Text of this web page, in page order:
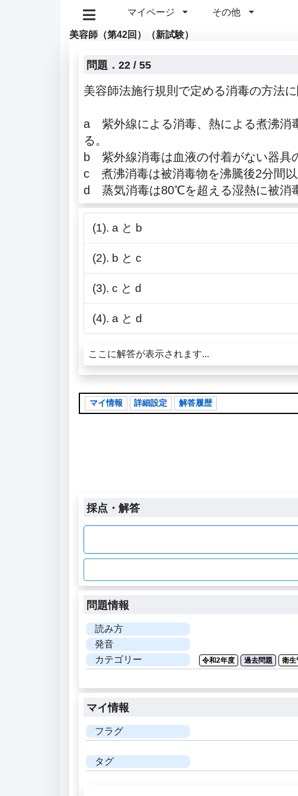
マイページ その他
美容師（第42回）（新試験）
問題．22 / 55
美容師法施行規則で定める消毒の方法
a 紫外線による消毒、熱による煮沸消
る。
b 紫外線消毒は血液の付着がない器具
c 煮沸消毒は被消毒物を沸騰後2分間以
d 蒸気消毒は80℃を超える湿熱に被消
(1). a と b
(2). b と c
(3). c と d
(4). a と d
ここに解答が表示されます...
マイ情報 詳細設定 解答履歴
採点・解答
問題情報
読み方
発音
カテゴリー
令和2年度 過去問題 衛生
マイ情報
フラグ
タグ